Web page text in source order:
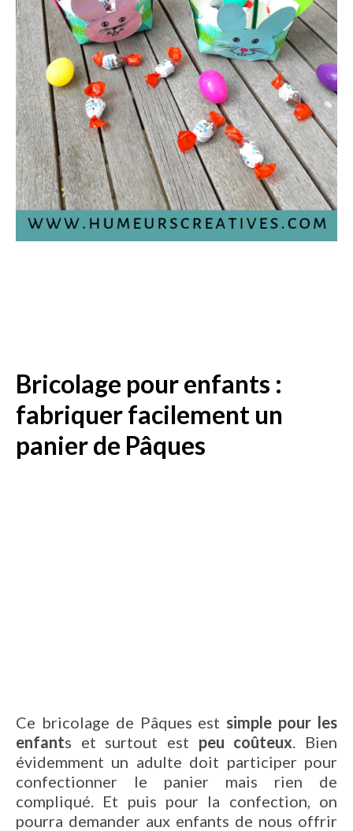
Bricolage pour enfants :
fabriquer facilement un
panier de Pâques
Ce bricolage de Pâques est simple pour les
enfants et surtout est peu coûteux. Bien
évidemment un adulte doit participer pour
confectionner le panier mais rien de
compliqué. Et puis pour la confection, on
pourra demander aux enfants de nous offrir